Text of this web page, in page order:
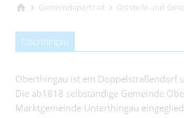
Gemeindeportrait Ortsteile und
Oberthingau
Oberthingau ist ein Doppelstraßendorf
Die ab1818 selbständige Gemeinde
Marktgemeinde Unterthingau